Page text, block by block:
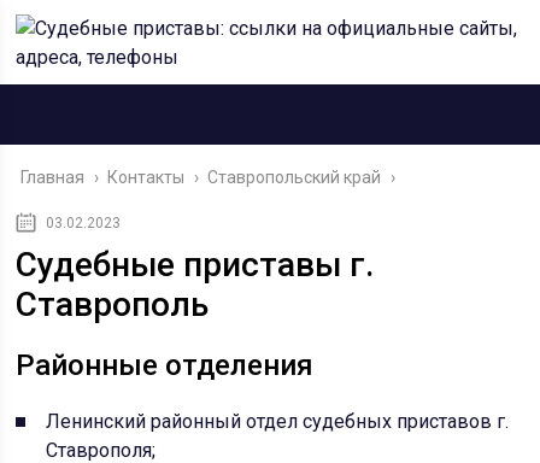
Главная › Контакты › Ставропольский край ›
03.02.2023
Судебные приставы г.
Ставрополь
Районные отделения
Ленинский районный отдел судебных приставов г.
Ставрополя;